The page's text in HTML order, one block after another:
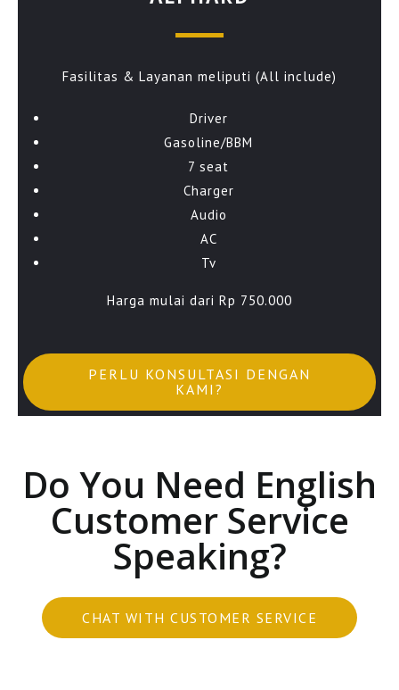
Fasilitas & Layanan meliputi (All include)
Driver
Gasoline/BBM
7 seat
Charger
Audio
AC
Tv
Harga mulai dari Rp 750.000
PERLU KONSULTASI DENGAN
KAMI?
Do You Need English
Customer Service
Speaking?
CHAT WITH CUSTOMER SERVICE